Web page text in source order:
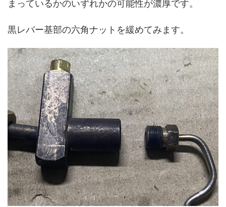
まっているかのいずれかの可能性が濃厚です。
黒レバー基部の六角ナットを緩めてみます。